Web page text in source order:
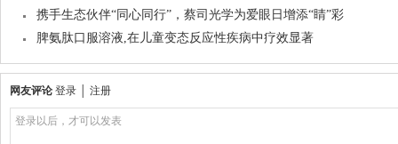
携手生态伙伴“同心同行”，蔡司光学为爱眼日增添“睛”彩
脾氨肽口服溶液,在儿童变态反应性疾病中疗效显著
网友评论 登录 注册
登录以后，才可以发表